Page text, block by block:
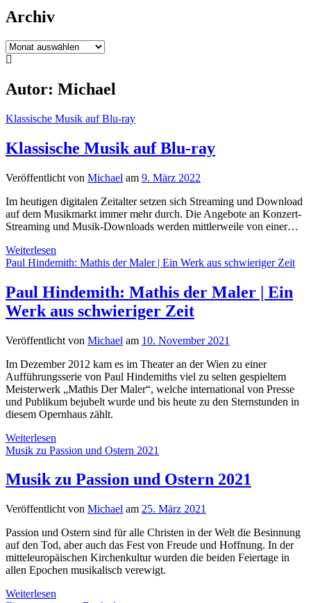
Archiv
Archiv
Autor: Michael
Klassische Musik auf Blu-ray
Klassische Musik auf Blu-ray
Veröffentlicht von Michael am 9. März 2022
Im heutigen digitalen Zeitalter setzen sich Streaming und Download
auf dem Musikmarkt immer mehr durch. Die Angebote an Konzert-
Streaming und Musik-Downloads werden mittlerweile von einer…
Weiterlesen
Musik
Blu-
ray
Paul Hindemith: Mathis der Maler | Ein Werk aus schwieriger Zeit
Paul Hindemith: Mathis der Maler | Ein
Werk aus schwieriger Zeit
Veröffentlicht von Michael am 10. November 2021
Im Dezember 2012 kam es im Theater an der Wien zu einer
Aufführungsserie von Paul Hindemiths viel zu selten gespieltem
Meisterwerk „Mathis Der Maler“, welche international von Presse
und Publikum bejubelt wurde und bis heute zu den Sternstunden in
diesem Opernhaus zählt.
Weiterlesen
Hindemith:
der
Maler
Ein
aus
schwieriger
Zeit
Musik zu Passion und Ostern 2021
Musik zu Passion und Ostern 2021
Veröffentlicht von Michael am 25. März 2021
Passion und Ostern sind für alle Christen in der Welt die Besinnung
auf den Tod, aber auch das Fest von Freude und Hoffnung. In der
mitteleuropäischen Kirchenkultur wurden die beiden Feiertage in
allen Epochen musikalisch verewigt.
Weiterlesen